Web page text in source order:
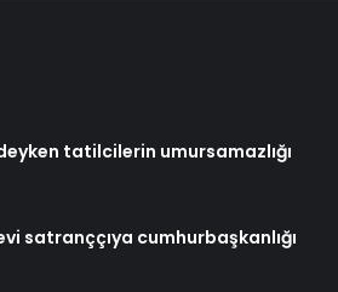
tatilcilerin umursamazlığı
satranççıya cumhurbaşkanlığı